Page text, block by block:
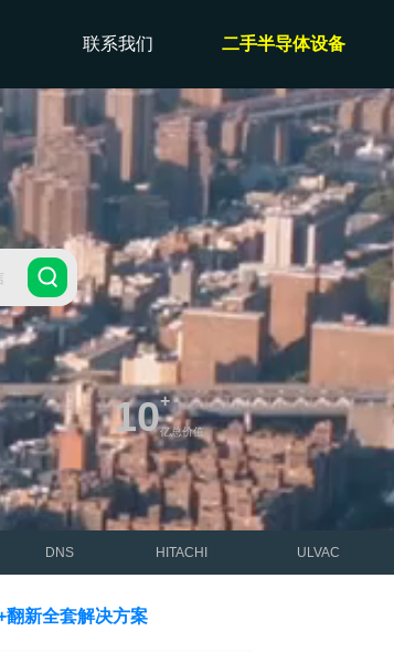
联系我们 二手半导体设备
10+
亿总价值
DNS HITACHI ULVAC
新全套解决方案